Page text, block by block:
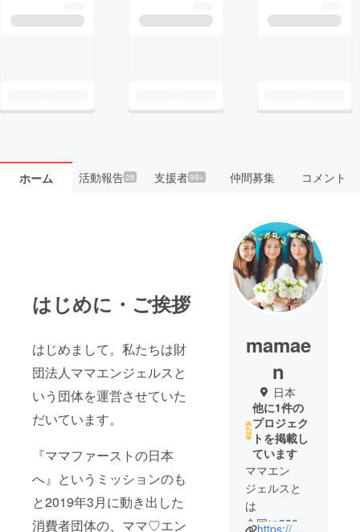
ホーム 活動報告26 支援者99+ 仲間募集 コメント
はじめに・ご挨拶
はじめまして。私たちは財
団法人ママエンジェルスと
いう団体を運営させていた
だいています。
『ママファーストの日本
へ』というミッションのも
と2019年3月に動き出した
消費者団体の、ママ♡エン
mamae
n
日本
他に1件の
プロジェク
トを掲載し
ています
ママエン
ジェルスと
は
全国に330